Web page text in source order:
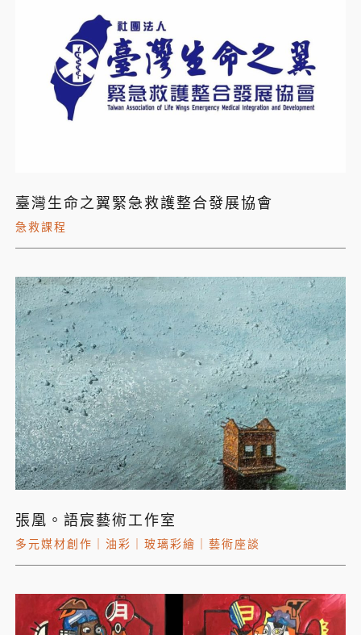
臺灣生命之翼緊急救護整合發展協會
急救課程
張凰。語宸藝術工作室
多元媒材創作 油彩 玻璃彩繪 藝術座談